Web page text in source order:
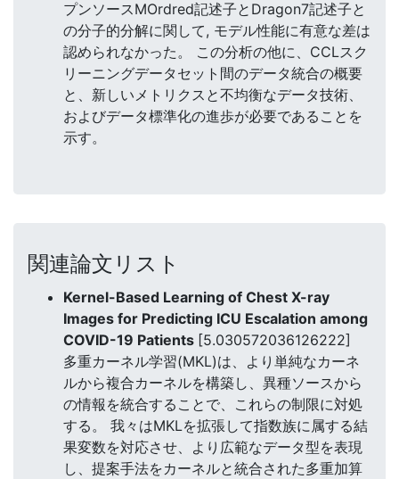
プンソースMOrdred記述子とDragon7記述子と
の分子的分解に関して, モデル性能に有意な差は
認められなかった。 この分析の他に、CCLスク
リーニングデータセット間のデータ統合の概要
と、新しいメトリクスと不均衡なデータ技術、
およびデータ標準化の進歩が必要であることを
示す。
関連論文リスト
Kernel-Based Learning of Chest X-ray
Images for Predicting ICU Escalation among
COVID-19 Patients [5.030572036126222]
多重カーネル学習(MKL)は、より単純なカーネ
ルから複合カーネルを構築し、異種ソースから
の情報を統合することで、これらの制限に対処
する。 我々はMKLを拡張して指数族に属する結
果変数を対応させ、より広範なデータ型を表現
し、提案手法をカーネルと統合された多重加算